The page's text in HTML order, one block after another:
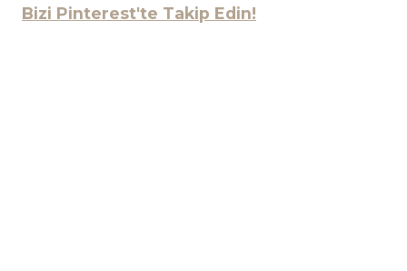
Bizi Pinterest'te Takip Edin!